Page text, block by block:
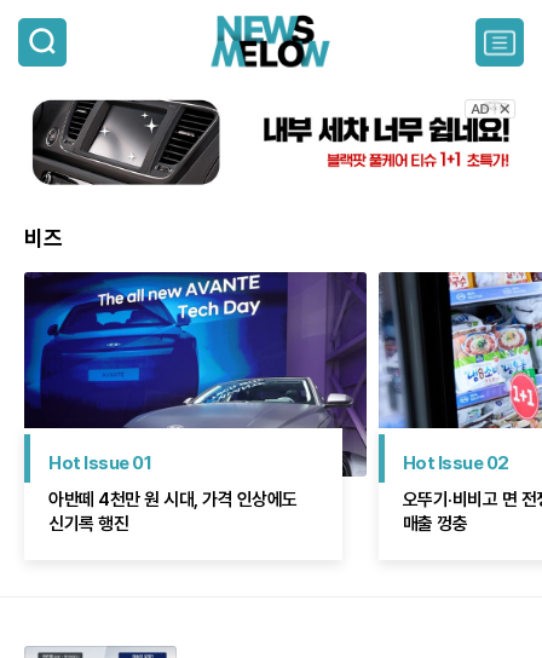
검
색
주
서
비
스
메
비즈
Hot Issue 01
아반떼 4천만 원 시대, 가격 인상에도
신기록 행진
Hot Issue 02
오뚜기·비비고 면
매출 껑충